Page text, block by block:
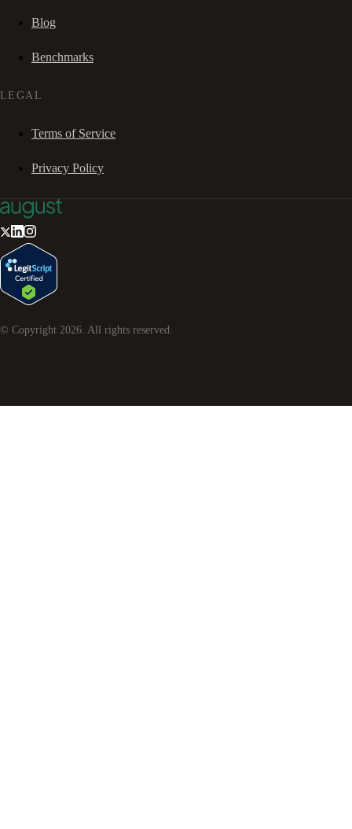
Blog
Benchmarks
LEGAL
Terms of Service
Privacy Policy
© Copyright 2026 . All rights reserved.